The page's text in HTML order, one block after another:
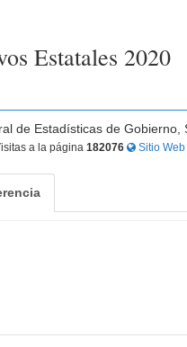
Estatales 2020
de Estadísticas de Gobierno,
a la página182076 Sitio